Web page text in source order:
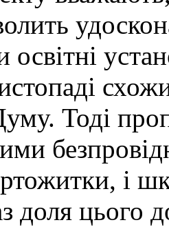
освітні
Тоді
і
доля цього